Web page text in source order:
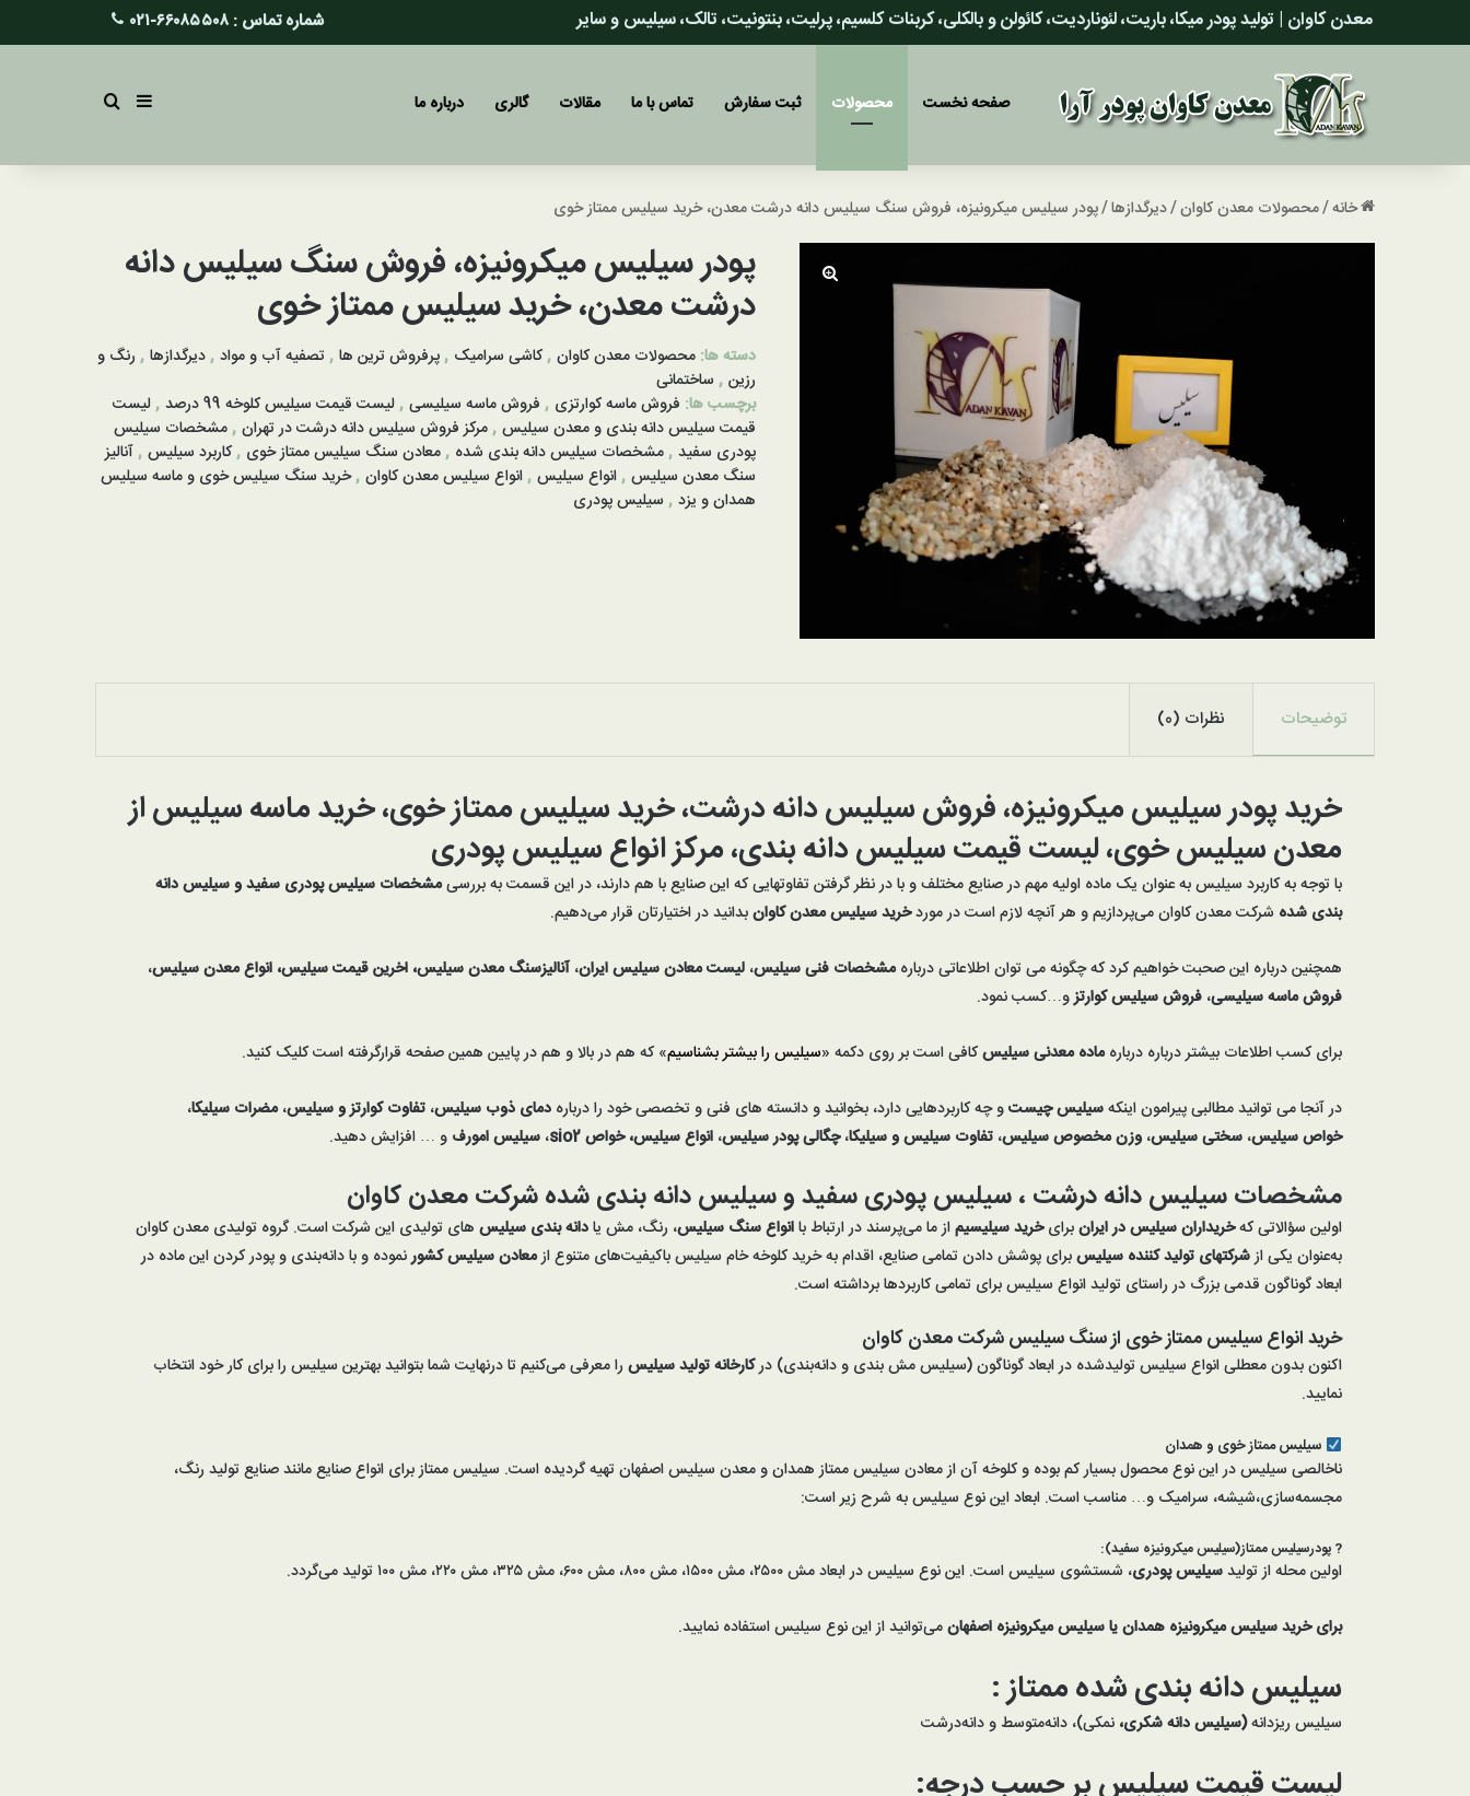
شماره تماس : ۶۶۰۸۵۵۰۸-۰۲۱ معدن کاوان | تولید پودر میکا، باریت، لئوناردیت، کائولن و بالکلی، کربنات کلسیم، پرلیت، بنتونیت، تالک، سیلیس و سایر
صفحه نخست محصولات ثبت سفارش تماس با ما مقالات گالری درباره ما سایدبارجستجو برای
خانه/محصولات معدن کاوان/دیرگدازها/پودر سیلیس میکرونیزه، فروش سنگ سیلیس دانه درشت معدن، خرید سیلیس ممتاز خوی
پودر سیلیس میکرونیزه، فروش سنگ سیلیس دانه
درشت معدن، خرید سیلیس ممتاز خوی
دسته ها:محصولات معدن کاوان ,کاشی سرامیک ,پرفروش ترین ها , تصفیه آب و مواد ,دیرگدازها , رنگ و
رزین , ساختمانی
برچسب ها: فروش ماسه کوارتزی , فروش ماسه سیلیسی ,لیست قیمت سیلیس کلوخه 99 درصد ,لیست
قیمت سیلیس دانه بندی و معدن سیلیس ,مرکز فروش سیلیس دانه درشت در تهران ,مشخصات سیلیس
پودری سفید ,مشخصات سیلیس دانه بندی شده ,معادن سنگ سیلیس ممتاز خوی ,کاربرد سیلیس ,آنالیز
سنگ معدن سیلیس ,انواع سیلیس ,انواع سیلیس معدن کاوان ,خرید سنگ سیلیس خوی و ماسه سیلیس
همدان و یزد , سیلیس پودری
توضیحات نظرات (0)
خرید پودر سیلیس میکرونیزه، فروش سیلیس دانه درشت، خرید سیلیس ممتاز خوی، خرید ماسه سیلیس از
معدن سیلیس خوی، لیست قیمت سیلیس دانه بندی، مرکز انواع سیلیس پودری
با توجه به کاربرد سیلیس به عنوان یک ماده اولیه مهم در صنایع مختلف و با در نظر گرفتن تفاوتهایی که این صنایع با هم دارند، در این قسمت به بررسیمشخصات سیلیس پودری سفید و سیلیس دانه
بندی شده شرکت معدن کاوان می‌پردازیم و هر آنچه لازم است در موردخریدسیلیسمعدن کاوانبدانید در اختیارتان قرار می‌دهیم.
همچنین درباره این صحبت خواهیم کرد که چگونه می توان اطلاعاتی دربارهمشخصات فنی سیلیس، لیست معادن سیلیس ایران، آنالیزسنگ معدن سیلیس، اخرین قیمت سیلیس، انواع معدن سیلیس،
فروش ماسه سیلیسی، فروش سیلیس کوارتزو…کسب نمود.
برای کسب اطلاعات بیشتر درباره دربارهماده معدنیسیلیسکافی است بر روی دکمه «سیلیس را بیشتر بشناسیم» که هم در بالا و هم در پایین همین صفحه قرارگرفته است کلیک کنید.
در آنجا می توانید مطالبی پیرامون اینکهسیلیس چیستو چه کاربردهایی دارد، بخوانید و دانسته های فنی و تخصصی خود را درباره دمای ذوب سیلیس، تفاوت کوارتز وسیلیس،مضرات سیلیکا،
خواصسیلیس، سختی سیلیس، وزن مخصوص سیلیس، تفاوت سیلیسو سیلیکا،چگالی پودر سیلیس، انواع سیلیس،خواصsio2، سیلیس امورف و … افزایش دهید.
مشخصات سیلیس دانه درشت ، سیلیس پودری سفید و سیلیس دانه بندی شدهشرکت معدن کاوان
اولین سؤالاتی کهخریداران سیلیس در ایرانبرایخرید سیلیسیماز ما می‌پرسند در ارتباط باانواع سنگ سیلیس، رنگ، مش یادانه بندی سیلیس های تولیدی این شرکت است. گروه تولیدی معدن کاوان
به‌عنوان یکی ازشرکتهای تولیدکننده سیلیسبرای پوشش دادن تمامی صنایع، اقدام به خرید کلوخه خام سیلیس باکیفیت‌های متنوع ازمعادن سیلیس کشورنموده و با دانه‌بندی و پودر کردن این ماده در
ابعاد گوناگون قدمی بزرگ در راستای تولید انواع سیلیس برای تمامی کاربردها برداشته است.
خرید انواع سیلیس ممتاز خوی ازسنگ سیلیسشرکت معدن کاوان
اکنون بدون معطلی انواع سیلیس تولیدشده در ابعاد گوناگون (سیلیس مش بندی و دانه‌بندی) درکارخانهتولید سیلیس را معرفی می‌کنیم تا درنهایت شما بتوانید بهترین سیلیس را برای کار خود انتخاب
نمایید.
سیلیس ممتاز خوی و همدان
ناخالصی سیلیس در این نوع محصول بسیار کم بوده و کلوخه آن از معادن سیلیس ممتاز همدان و معدن سیلیس اصفهان تهیه گردیده است. سیلیس ممتاز برای انواع صنایع مانند صنایع تولید رنگ،
مجسمه‌سازی،شیشه، سرامیک و… مناسب است. ابعاد این نوع سیلیس به شرح زیر است:
? پودرسیلیسممتاز(سیلیس میکرونیزه سفید):
اولین محله از تولیدسیلیس پودری، شستشوی سیلیس است. این نوع سیلیس در ابعاد مش ۲۵۰۰، مش ۱۵۰۰، مش ۸۰۰، مش ۶۰۰، مش ۳۲۵، مش ۲۲۰، مش ۱۰۰ تولید می‌گردد.
برای خرید سیلیس میکرونیزه همدان یا سیلیس میکرونیزه اصفهانمی‌توانید از این نوع سیلیس استفاده نمایید.
سیلیس دانه بندی شدهممتاز :
سیلیس ریزدانه(سیلیس دانه شکری، نمکی)، دانه‌متوسط و دانه‌درشت
لیست قیمت سیلیس بر حسب درجه: